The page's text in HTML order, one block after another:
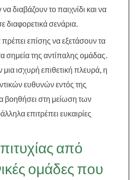
διαβάζουν το παιχνίδι και να
διαφορετικά σενάρια.
επίσης να εξετάσουν τα
σημεία της αντίπαλης ομάδας.
μια ισχυρή επιθετική πλευρά, η
ευθυνών εντός της
βοηθήσει στη μείωση των
επιτρέπει ευκαιρίες
από
ομάδες που